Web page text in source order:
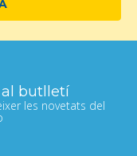
butlletí
les novetats del